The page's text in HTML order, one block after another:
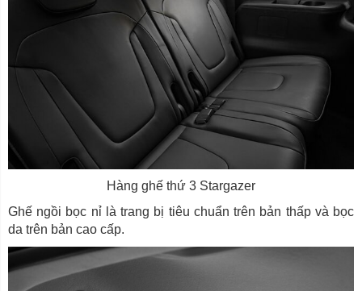
Hàng ghế thứ 3 Stargazer
Ghế ngồi bọc nỉ là trang bị tiêu chuẩn trên bản thấp và bọc
da trên bản cao cấp.